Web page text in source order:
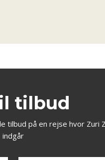
tilbud
tilbud på en rejse hvor Zuri
indgår